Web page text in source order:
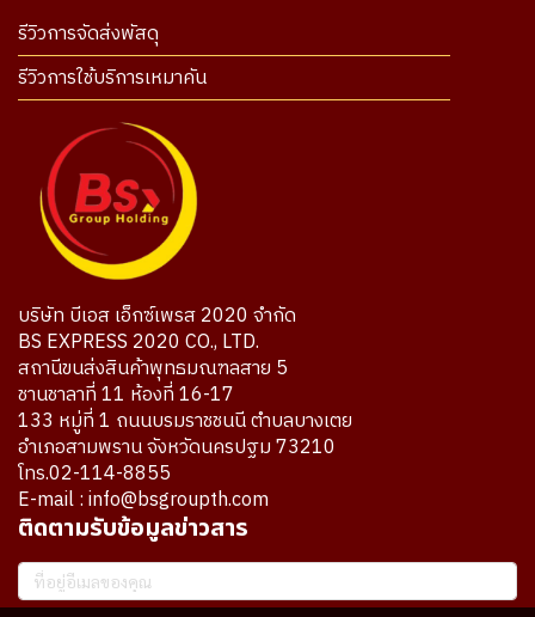
รีวิวการจัดส่งพัสดุ
รีวิวการใช้บริการเหมาคัน
บริษัท บีเอส เอ็กซ์เพรส 2020 จำกัด
BS EXPRESS 2020 CO., LTD.
สถานีขนส่งสินค้าพุทธมณฑลสาย 5
ชานชาลาที่ 11 ห้องที่ 16-17
133 หมู่ที่ 1 ถนนบรมราชชนนี ตำบลบางเตย
อำเภอสามพราน จังหวัดนครปฐม 73210
โทร.02-114-8855
E-mail : info@bsgroupth.com
ติดตามรับข้อมูลข่าวสาร